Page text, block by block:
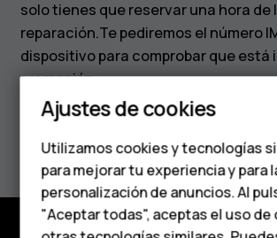
Smartphones
Teléfonos clásicos
Teléfonos para
personas
Accesorios
solo tienes que reservar una hora de
reparación.Te pediremos el número
dispositivo para comprobar que está
promoción
Reservar reparación
Ajustes de cookies
Utilizamos cookies y tecnologías
para mejorar tu experiencia y para
personalización de anuncios. Al
"Aceptar todas", aceptas el uso de